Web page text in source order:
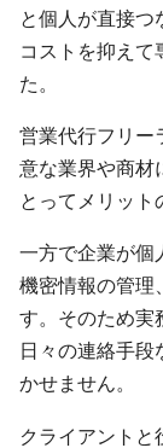
と個人が直接つ
コストを抑えて
た。
営業代行フリー
意な業界や商材
とってメリット
一方で企業が個
機密情報の管理
す。そのため実
日々の連絡手
かせません。
クライアントと